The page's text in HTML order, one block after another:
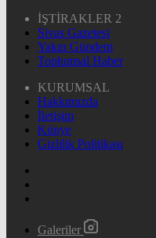
İŞTİRAKLER 2
Sivas Gazetesi
Yakın Gündem
Toplumsal Haber
KURUMSAL
Hakkımızda
İletişim
Künye
Gizlilik Politikası
Galeriler